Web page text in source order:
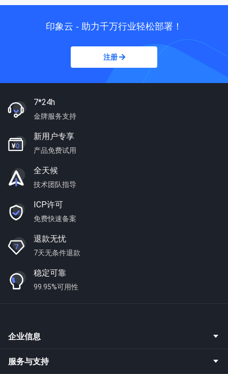
印象云 - 助力千万行业轻松部署！
注册
7*24h
金牌服务支持
新用户专享
产品免费试用
全天候
技术团队指导
ICP许可
免费快速备案
退款无忧
7天无条件退款
稳定可靠
99.95%可用性
企业信息
服务与支持